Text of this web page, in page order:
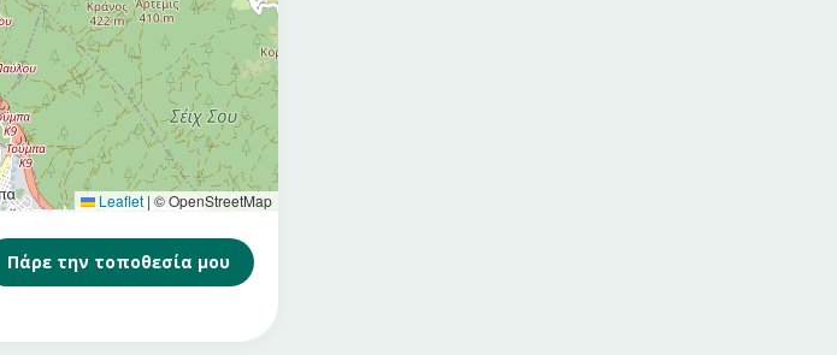
Leaflet | © OpenStreetMap
Πάρε την τοποθεσία μου